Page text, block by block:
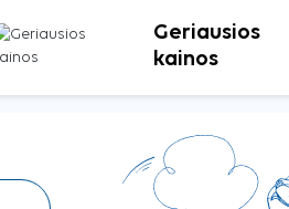
Geriausios
kainos